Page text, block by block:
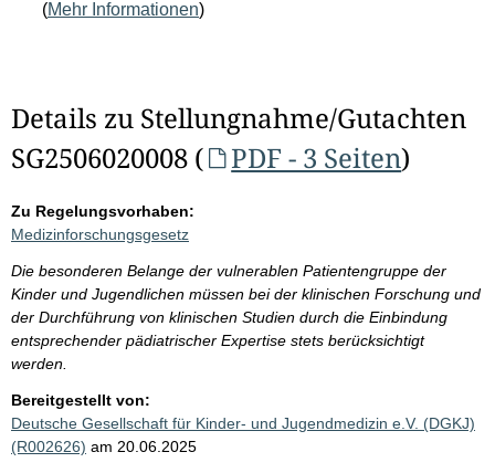
(Mehr Informationen)
Details zu Stellungnahme/Gutachten
SG2506020008 (
PDF - 3 Seiten)
Zu Regelungsvorhaben:
Medizinforschungsgesetz
Die besonderen Belange der vulnerablen Patientengruppe der
Kinder und Jugendlichen müssen bei der klinischen Forschung und
der Durchführung von klinischen Studien durch die Einbindung
entsprechender pädiatrischer Expertise stets berücksichtigt
werden.
Bereitgestellt von:
Deutsche Gesellschaft für Kinder- und Jugendmedizin e.V. (DGKJ)
(R002626) am 20.06.2025